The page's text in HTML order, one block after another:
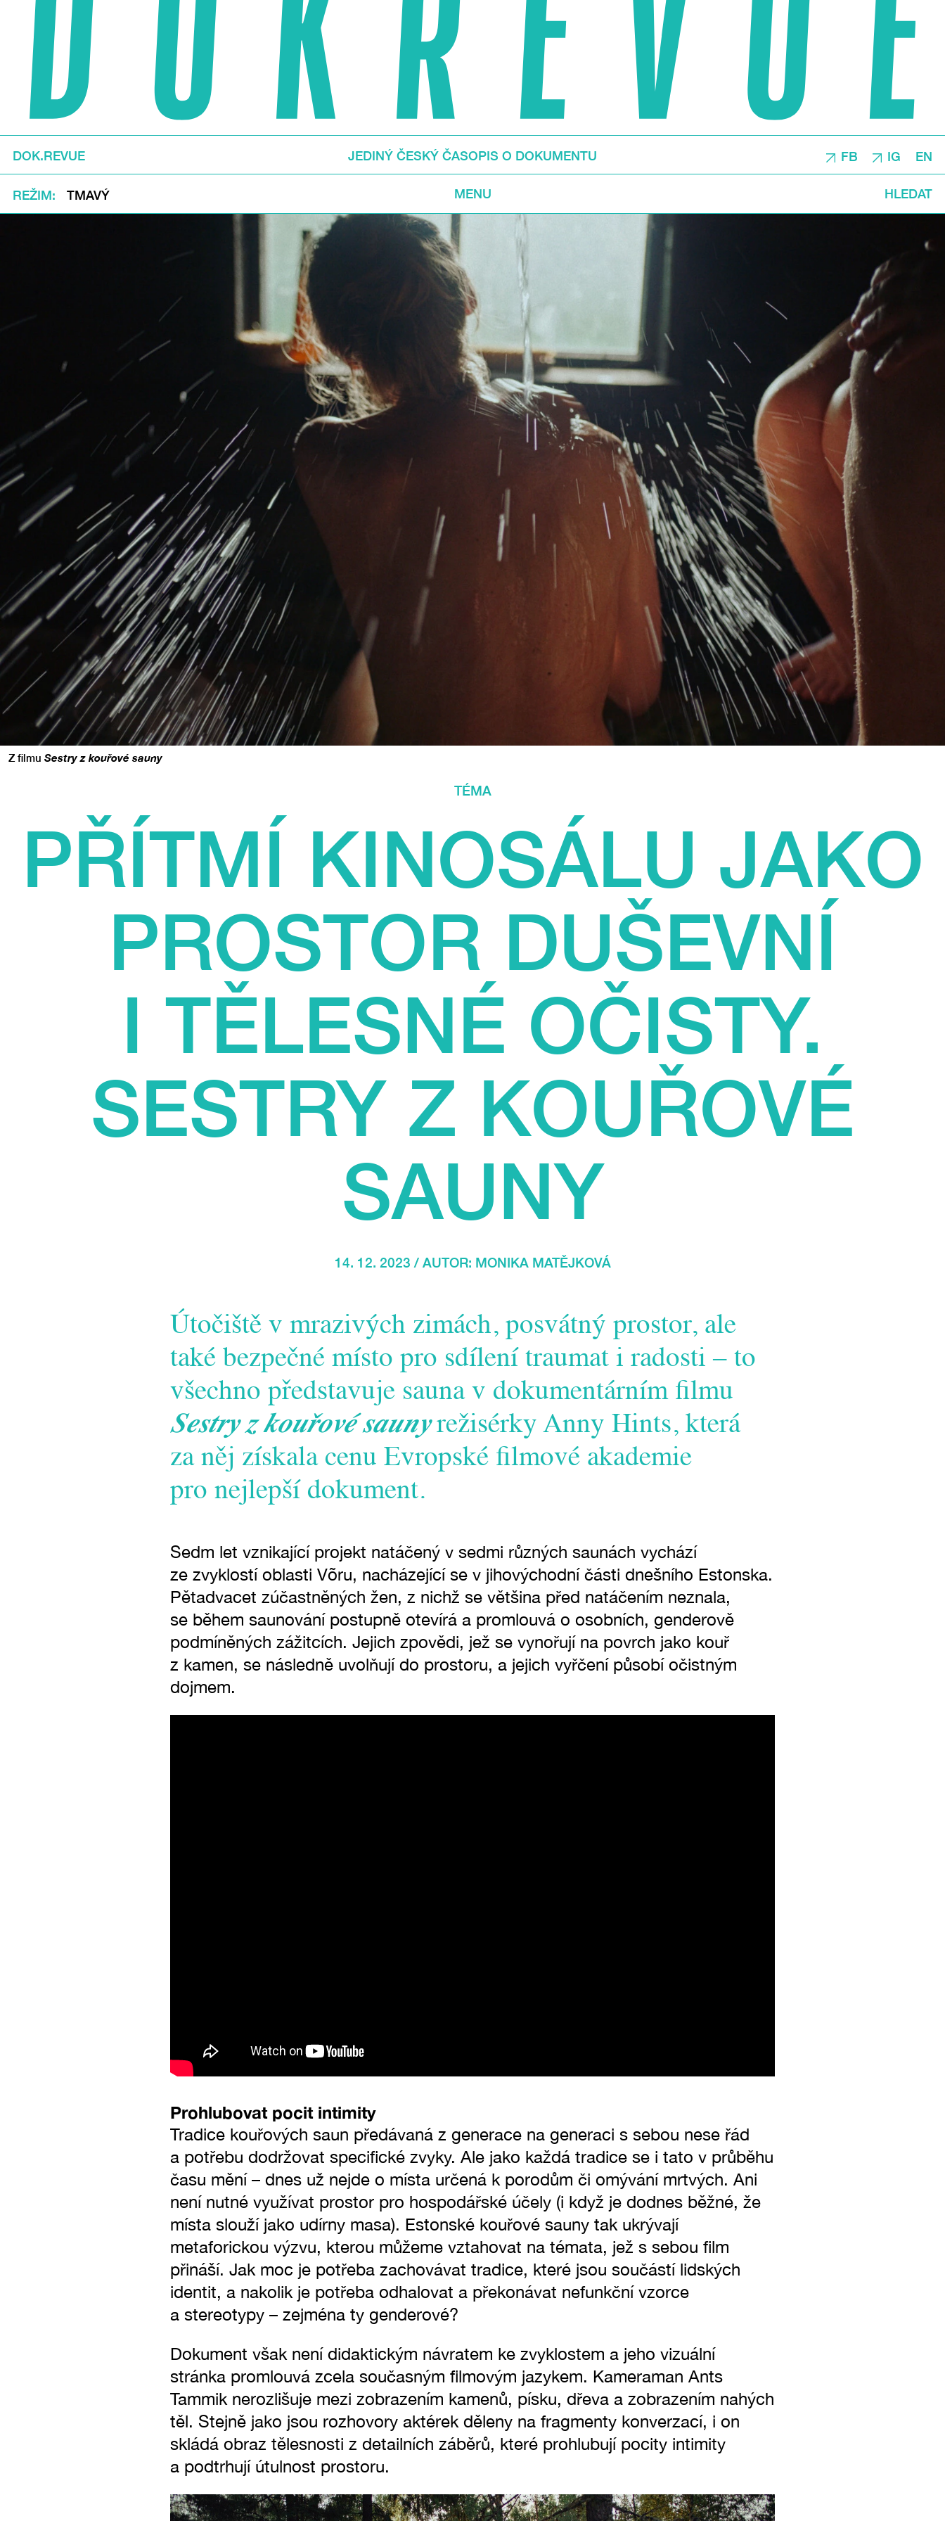
DOK.REVUE JEDINÝ ČESKÝ ČASOPIS O DOKUMENTU FB IG EN
REŽIM TMAVÝ MENU HLEDAT
Z filmu Sestry z kouřové sauny
TÉMA
PŘÍTMÍ KINOSÁLU JAKO
PROSTOR DUŠEVNÍ
I TĚLESNÉ OČISTY.
SESTRY Z KOUŘOVÉ
SAUNY
14. 12. 2023 / AUTOR: MONIKA MATĚJKOVÁ
Útočiště v mrazivých zimách, posvátný prostor, ale
také bezpečné místo pro sdílení traumat i radosti – to
všechno představuje sauna v dokumentárním filmu
Sestry z kouřové saunyrežisérky Anny Hints, která
za něj získala cenu Evropské filmové akademie
pro nejlepší dokument.
Sedm let vznikající projekt natáčený v sedmi různých saunách vychází
ze zvyklostí oblasti Võru, nacházející se v jihovýchodní části dnešního Estonska.
Pětadvacet zúčastněných žen, z nichž se většina před natáčením neznala,
se během saunování postupně otevírá a promlouvá o osobních, genderově
podmíněných zážitcích. Jejich zpovědi, jež se vynořují na povrch jako kouř
z kamen, se následně uvolňují do prostoru, a jejich vyřčení působí očistným
dojmem.
Prohlubovat pocit intimity
Tradice kouřových saun předávaná z generace na generaci s sebou nese řád
a potřebu dodržovat specifické zvyky. Ale jako každá tradice se i tato v průběhu
času mění – dnes už nejde o místa určená k porodům či omývání mrtvých. Ani
není nutné využívat prostor pro hospodářské účely (i když je dodnes běžné, že
místa slouží jako udírny masa). Estonské kouřové sauny tak ukrývají
metaforickou výzvu, kterou můžeme vztahovat na témata, jež s sebou film
přináší. Jak moc je potřeba zachovávat tradice, které jsou součástí lidských
identit, a nakolik je potřeba odhalovat a překonávat nefunkční vzorce
a stereotypy – zejména ty genderové?
Dokument však není didaktickým návratem ke zvyklostem a jeho vizuální
stránka promlouvá zcela současným filmovým jazykem. Kameraman Ants
Tammik nerozlišuje mezi zobrazením kamenů, písku, dřeva a zobrazením nahých
těl. Stejně jako jsou rozhovory aktérek děleny na fragmenty konverzací, i on
skládá obraz tělesnosti z detailních záběrů, které prohlubují pocity intimity
a podtrhují útulnost prostoru.